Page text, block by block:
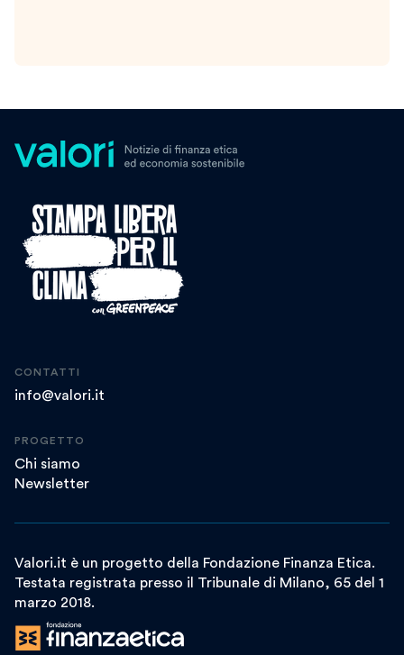
CONTATTI
info@valori.it
PROGETTO
Chi siamo
Newsletter
Valori.it è un progetto della Fondazione Finanza Etica.
Testata registrata presso il Tribunale di Milano, 65 del 1
marzo 2018.